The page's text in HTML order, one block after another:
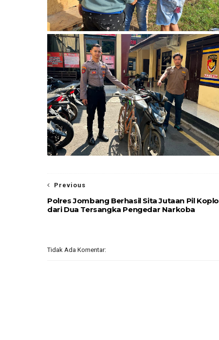
Previous
Polres Jombang Berhasil Sita Jutaan Pil Koplo
dari Dua Tersangka Pengedar Narkoba
Tidak Ada Komentar: